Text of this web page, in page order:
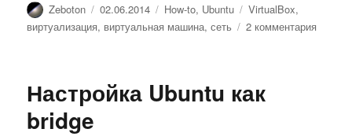
Автор
Zeboton Опубликовано
02.06.2014 Рубрики
How-to, Ubuntu Метки
VirtualBox,
виртуализация, виртуальная машина,сеть 2 комментария
Настройка Ubuntu как
bridge